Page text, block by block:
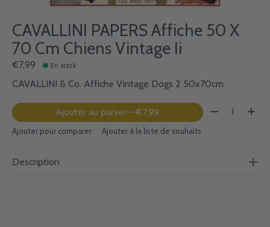
CAVALLINI PAPERS Affiche 50 X
70 Cm Chiens Vintage Ii
€7,99 En stock
CAVALLINI & Co. Affiche Vintage Dogs 2 50x70cm
Ajouter au panier — €7,99 Quantité:
Ajouter pour comparer Ajouter à la liste de souhaits
Description